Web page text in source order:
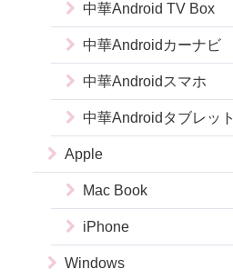
中華Android TV Box
中華Androidカーナビ
中華Androidスマホ
中華Androidタブレット
Apple
Mac Book
iPhone
Windows